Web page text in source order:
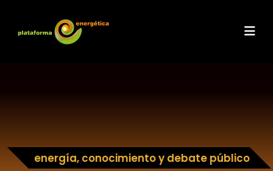
energía, conocimiento y debate público